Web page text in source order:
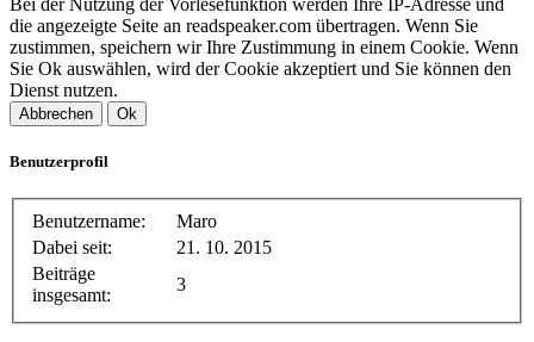
Bei der Nutzung der Vorlesefunktion werden Ihre IP-Adresse und
die angezeigte Seite an readspeaker.com übertragen. Wenn Sie
zustimmen, speichern wir Ihre Zustimmung in einem Cookie. Wenn
Sie Ok auswählen, wird der Cookie akzeptiert und Sie können den
Dienst nutzen.
Abbrechen Ok
Benutzerprofil
Benutzername:
Maro
Dabei seit:
21. 10. 2015
Beiträge
insgesamt:
3